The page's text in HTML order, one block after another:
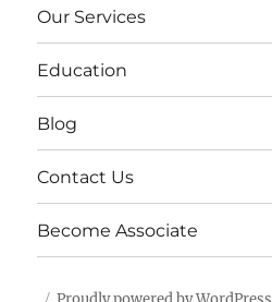
Our Services
Education
Blog
Contact Us
Become Associate